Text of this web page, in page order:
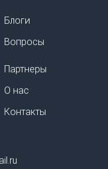
Блоги
Вопросы
Партнеры
О нас
Контакты